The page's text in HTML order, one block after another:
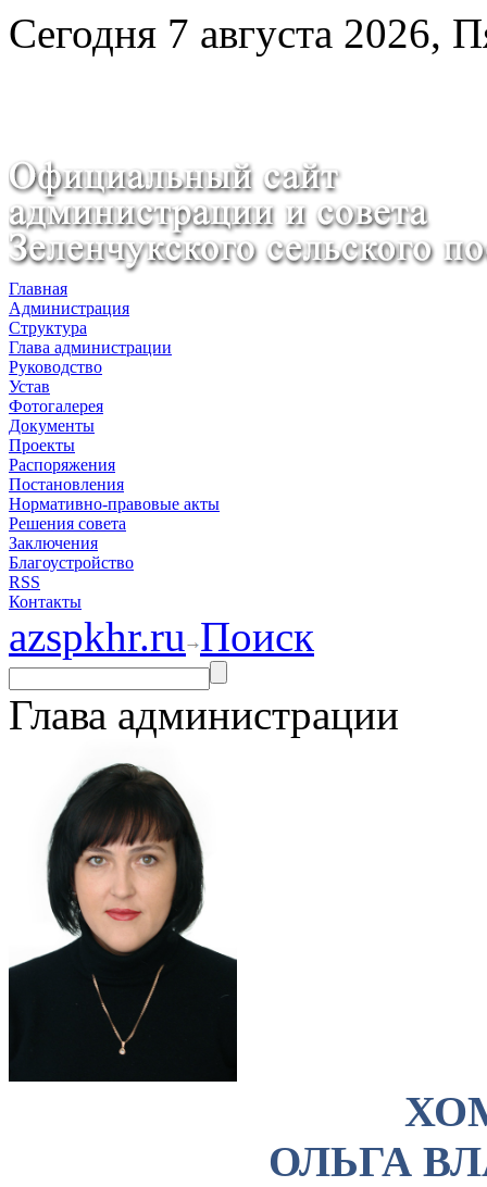
Сегодня 7 августа 2026,
Главная
Администрация
Структура
Глава администрации
Руководство
Устав
Фотогалерея
Документы
Проекты
Распоряжения
Постановления
Нормативно-правовые акты
Решения совета
Заключения
Благоустройство
RSS
Контакты
azspkhr.ru Поиск
Глава администрации
ОЛЬГА